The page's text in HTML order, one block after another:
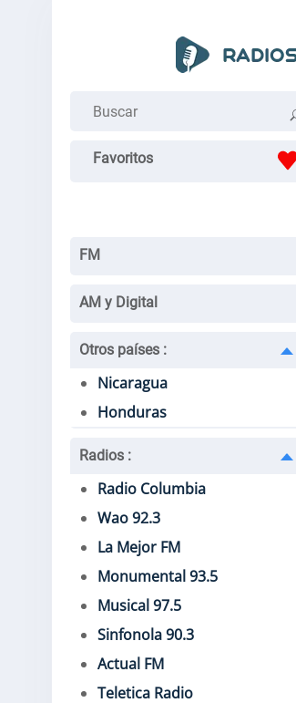
Favoritos
FM
AM y Digital
Otros países :
Nicaragua
Honduras
Radios :
Radio Columbia
Wao 92.3
La Mejor FM
Monumental 93.5
Musical 97.5
Sinfonola 90.3
Actual FM
Teletica Radio